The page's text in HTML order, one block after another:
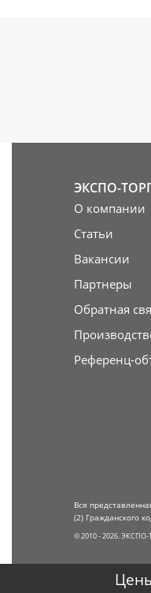
ЭКСПО-
О компании
Статьи
Вакансии
Партнеры
Обратная
Референц-
Вся
(2) Гражданского
© 2010 - 2026.